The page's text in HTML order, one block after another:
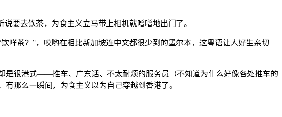
说要去饮茶，为食主义立马带上相机就噌噌地出门了。
咩茶？”，哎哟在相比新加坡连中文都很少到的墨尔本，这粤语让人好生亲切
是很港式——推车、广东话、不太耐烦的服务员（不知道为什么好像各处推车的
那么一瞬间，为食主义以为自己穿越到香港了。